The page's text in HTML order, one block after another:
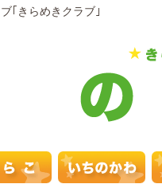
｢きらめきクラブ｣